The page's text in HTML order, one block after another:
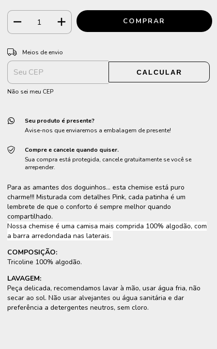
Entregas para o CEP:
Meios de envio
CALCULAR
Não sei meu CEP
Seu produto é presente?
Avise-nos que enviaremos a embalagem de presente!
Compre e cancele quando quiser.
Sua compra está protegida, cancele gratuitamente se você se
arrepender.
Para as amantes dos doguinhos... esta chemise está puro
charme!!! Misturada com detalhes Pink, cada patinha é um
lembrete de que o conforto é sempre melhor quando
compartilhado.
Nossa chemise é uma camisa mais comprida 100% algodão, com
a barra arredondada nas laterais.
COMPOSIÇÃO:
Tricoline 100% algodão.
LAVAGEM:
Peça delicada, recomendamos lavar à mão, usar água fria, não
secar ao sol. Não usar alvejantes ou água sanitária e dar
preferência a detergentes neutros, sem cloro.